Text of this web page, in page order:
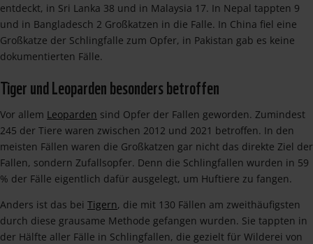
entdeckt, in Sri Lanka 38 und in Malaysia 17. In Nepal tappten 9
und in Bangladesch 2 Großkatzen in die Falle. In China fiel eine
Großkatze der Schlingfalle zum Opfer, in Pakistan gab es keine
dokumentierten Fälle.
Tiger und Leoparden besonders betroffen
Vor allem Leoparden sind Opfer der Fallen geworden. Zumindest
245 der Tiere waren zwischen 2012 und 2021 betroffen. In den
meisten Fällen waren die Großkatzen gar nicht das direkte Ziel der
Fallen, sondern Zufallsopfer. Denn die Schlingfallen wurden in 59
% der Fälle eigentlich dafür ausgelegt, um Huftiere zu fangen.
Anders ist das bei Tigern, die mit 130 Fällen am zweithäufigsten
durch diese grausame Methode gefangen wurden. Sie tappten in
der Hälfte aller Fälle in Schlingfallen, die gezielt für Wilderei von